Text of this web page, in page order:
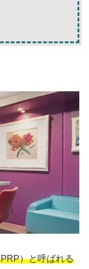
）と呼ばれる